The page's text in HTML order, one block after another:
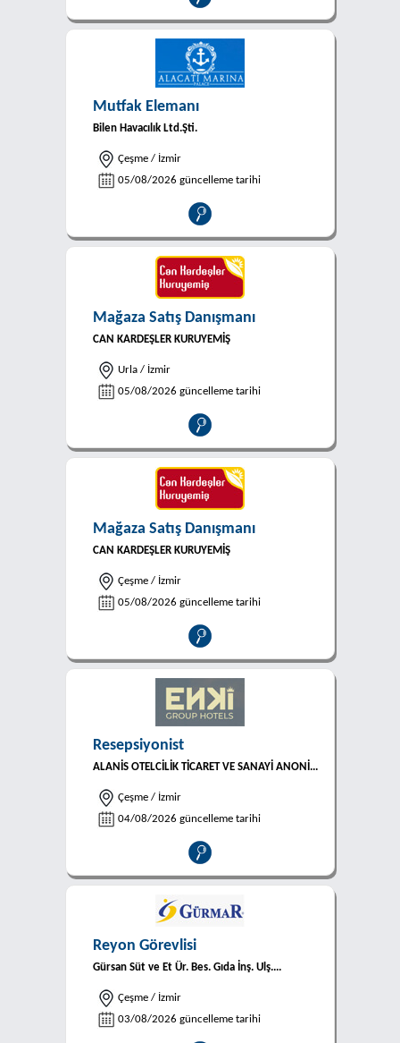
Mutfak Elemanı
Bilen Havacılık Ltd.Şti.
Çeşme / İzmir
05/08/2026 güncelleme tarihi
Mağaza Satış Danışmanı
CAN KARDEŞLER KURUYEMİŞ
Urla / İzmir
05/08/2026 güncelleme tarihi
Mağaza Satış Danışmanı
CAN KARDEŞLER KURUYEMİŞ
Çeşme / İzmir
05/08/2026 güncelleme tarihi
Resepsiyonist
ALANİS OTELCİLİK TİCARET VE SANAYİ ANONİ...
Çeşme / İzmir
04/08/2026 güncelleme tarihi
Reyon Görevlisi
Gürsan Süt ve Et Ür. Bes. Gıda İnş. Ulş....
Çeşme / İzmir
03/08/2026 güncelleme tarihi